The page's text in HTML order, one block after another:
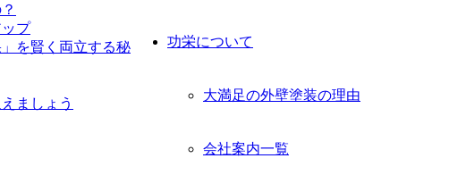
功栄について
大満足の外壁塗装の理由
会社案内一覧
プ
を賢く両立する秘
ましょう